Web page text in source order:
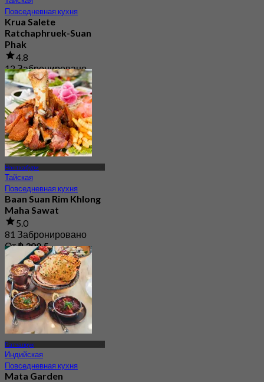
Повседневная кухня
Krua Salete
Ratchaphruek-Suan
Phak
4.8
12 Забронировано
От฿ 212.5
Нонтхабури
Тайская
Повседневная кухня
Baan Suan Rim Khlong
Maha Sawat
5.0
81 Забронировано
От฿ 399.5
Ратчапрук
Индийская
Повседневная кухня
Mata Garden